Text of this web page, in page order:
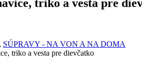
triko a vesta pre
, SÚPRAVY - NA VON A NA DOMA
triko a vesta pre dievčatko